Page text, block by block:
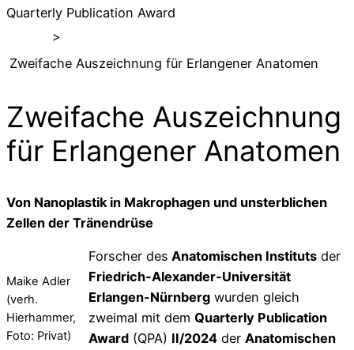
Quarterly Publication Award
>
Zweifache Auszeichnung für Erlangener Anatomen
Zweifache Auszeichnung
für Erlangener Anatomen
Von Nanoplastik in Makrophagen und unsterblichen
Zellen der Tränendrüse
Maike Adler
(verh.
Hierhammer,
Foto: Privat)
Forscher des Anatomischen Instituts der
Friedrich-Alexander-Universität
Erlangen-Nürnberg wurden gleich
zweimal mit demQuarterly Publication
Award (QPA) II/2024 derAnatomischen